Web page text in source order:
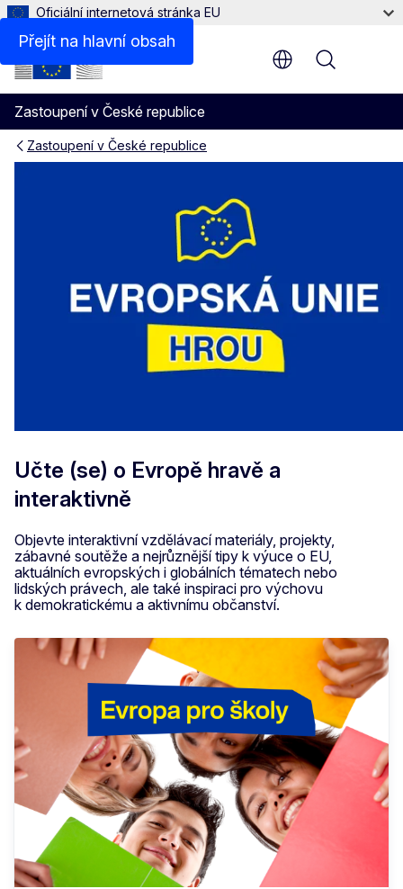
Přejít na hlavní obsah
Oficiální internetová stránka EU
Zastoupení v České republice
Menu
Zastoupení v České republice
Učte (se) o Evropě hravě a
interaktivně
Objevte interaktivní vzdělávací materiály, projekty,
zábavné soutěže a nejrůznější tipy k výuce o EU,
aktuálních evropských i globálních tématech nebo
lidských právech, ale také inspiraci pro výchovu
k demokratickému a aktivnímu občanství.